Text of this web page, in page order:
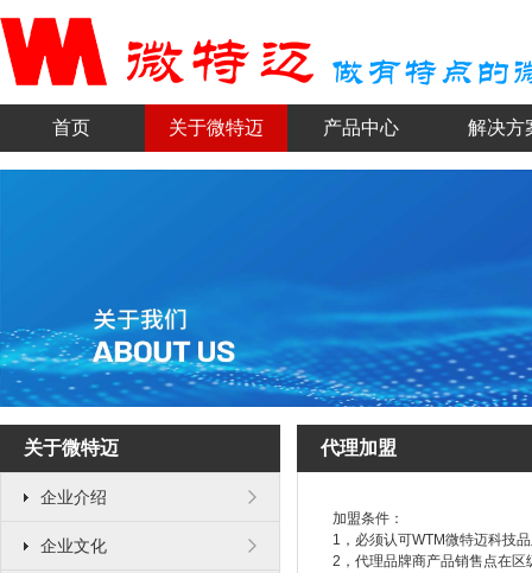
首页 关于微特迈 产品中心 解决方
关于微特迈
企业介绍
企业文化
代理加盟
加盟条件：
1，必须认可WTM微特迈科技
2，代理品牌商产品销售点在区